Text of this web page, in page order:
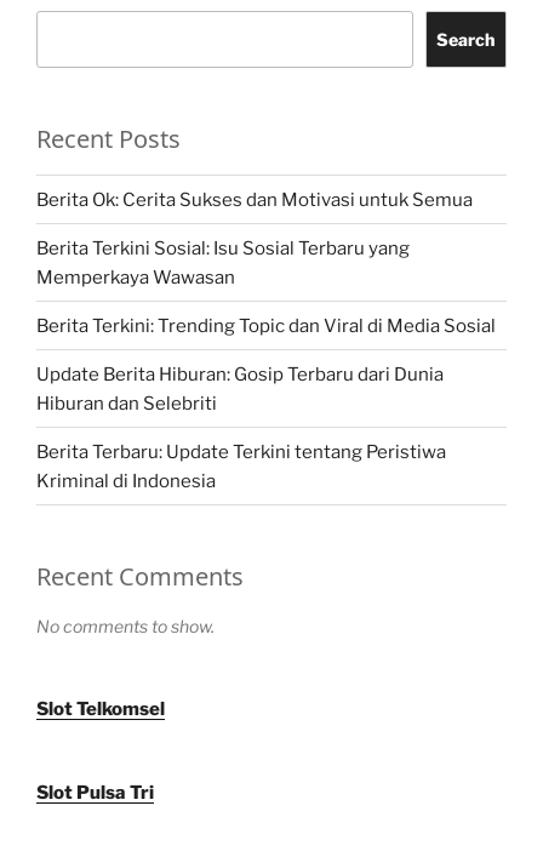
Search
Recent Posts
Berita Ok: Cerita Sukses dan Motivasi untuk Semua
Berita Terkini Sosial: Isu Sosial Terbaru yang
Memperkaya Wawasan
Berita Terkini: Trending Topic dan Viral di Media Sosial
Update Berita Hiburan: Gosip Terbaru dari Dunia
Hiburan dan Selebriti
Berita Terbaru: Update Terkini tentang Peristiwa
Kriminal di Indonesia
Recent Comments
No comments to show.
Slot Telkomsel
Slot Pulsa Tri